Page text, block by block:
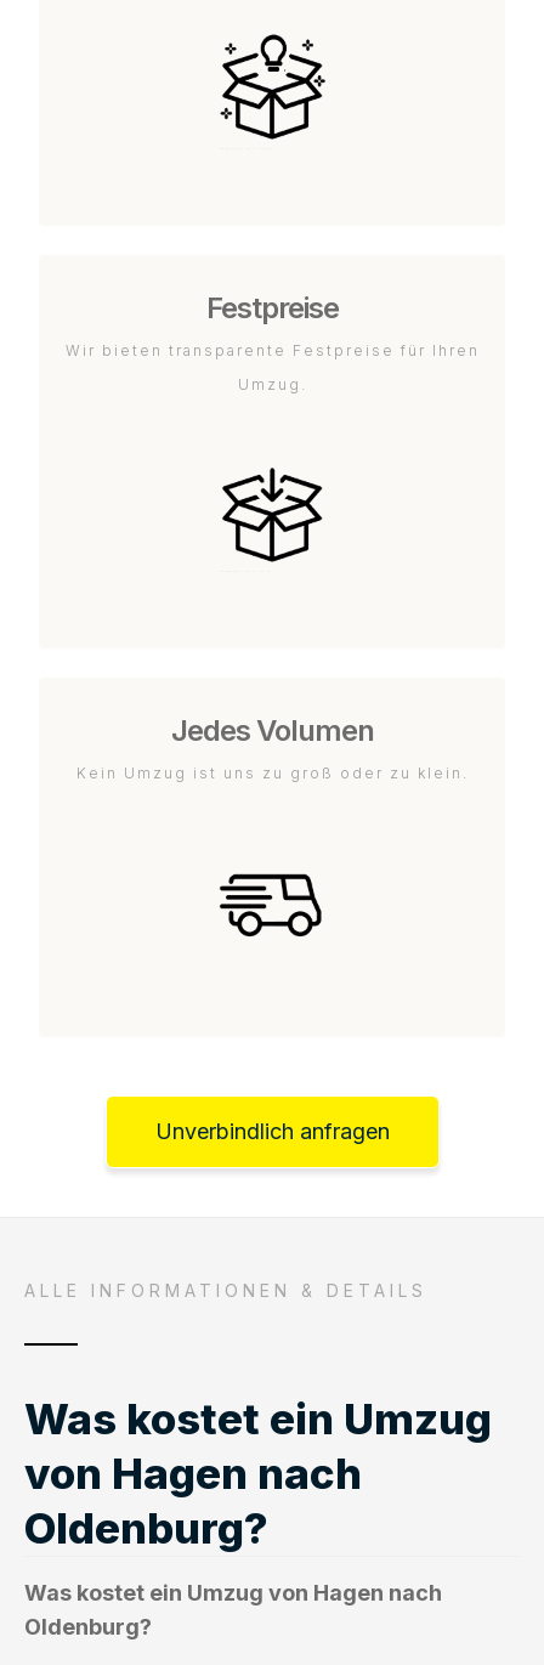
Festpreise
Wir bieten transparente Festpreise für Ihren
Umzug.
Jedes Volumen
Kein Umzug ist uns zu groß oder zu klein.
Unverbindlich anfragen
ALLE INFORMATIONEN & DETAILS
Was kostet ein Umzug
von Hagen nach
Oldenburg?
Was kostet ein Umzug von Hagen nach
Oldenburg?